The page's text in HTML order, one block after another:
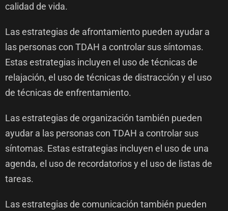
calidad de vida.
Las estrategias de afrontamiento pueden ayudar a
las personas con TDAH a controlar sus síntomas.
Estas estrategias incluyen el uso de técnicas de
relajación, el uso de técnicas de distracción y el uso
de técnicas de enfrentamiento.
Las estrategias de organización también pueden
ayudar a las personas con TDAH a controlar sus
síntomas. Estas estrategias incluyen el uso de una
agenda, el uso de recordatorios y el uso de listas de
tareas.
Las estrategias de comunicación también pueden